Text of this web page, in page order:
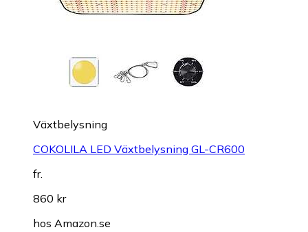
Växtbelysning
COKOLILA LED Växtbelysning GL-CR600
fr.
860 kr
hos Amazon.se